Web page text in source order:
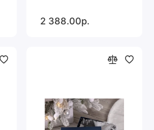
2 388.00р.